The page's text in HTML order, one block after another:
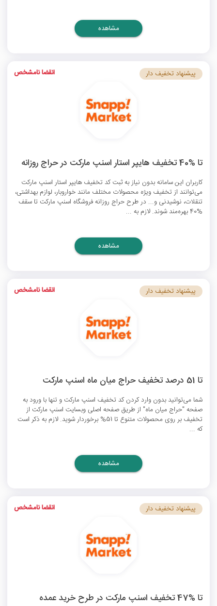
مشاهده
تا %40 تخفیف هایپر استار اسنپ مارکت در حراج روزانه
کاربران این سامانه بدون نیاز به ثبتکد تخفیف هایپر استار اسنپ مارکت
می‌توانند از تخفیف ویژه محصولات مختلف مانند خواروبار، لوازم بهداشتی،
تنقلات، نوشیدنی و... در طرح حراج روزانه فروشگاه اسنپ مارکت تا سقف
%40 بهره‌مند شوند. لازم به ...
پیشنهاد تخفیف دار انقضا نامشخص
مشاهده
تا 51 درصد تخفیف حراج میان ماه اسنپ مارکت
شما می‌توانید بدون وارد کردن کد تخفیف اسنپ مارکت و تنها با ورود به
صفحه "حراج میان ماه" از طریق صفحه اصلی وبسایت اسنپ مارکت از
تخفیف بر روی محصولات متنوع تا 51% برخوردار شوید. لازم به ذکر است
که ...
پیشنهاد تخفیف دار انقضا نامشخص
مشاهده
تا %47 تخفیف اسنپ مارکت در طرح خرید عمده
پیشنهاد تخفیف دار انقضا نامشخص